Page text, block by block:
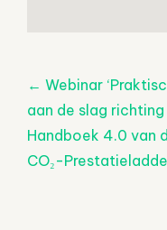
Post
navigatie
← Webinar
aan de slag richting
Handboek 4.0 van
CO₂-